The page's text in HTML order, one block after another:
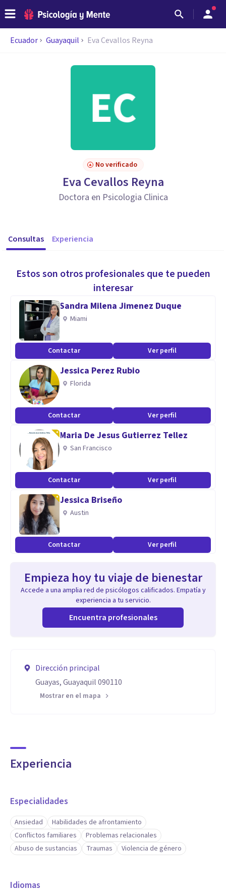
Ecuador Guayaquil Eva Cevallos Reyna
No verificado
Eva Cevallos Reyna
Doctora en Psicologia Clinica
Consultas Experiencia
Estos son otros profesionales que te pueden
interesar
Sandra Milena Jimenez Duque
Miami
Contactar Ver perfil
Jessica Perez Rubio
Florida
Contactar Ver perfil
Maria De Jesus Gutierrez Tellez
San Francisco
Contactar Ver perfil
Jessica Briseño
Austin
Contactar Ver perfil
Empieza hoy tu viaje de bienestar
Accede a una amplia red de psicólogos calificados. Empatía y
experiencia a tu servicio.
Encuentra profesionales
Dirección principal
Guayas, Guayaquil 090110
Mostrar en el mapa
Experiencia
Especialidades
Ansiedad
Habilidades de afrontamiento
Conflictos familiares
Problemas relacionales
Abuso de sustancias
Traumas Violencia de género
Idiomas